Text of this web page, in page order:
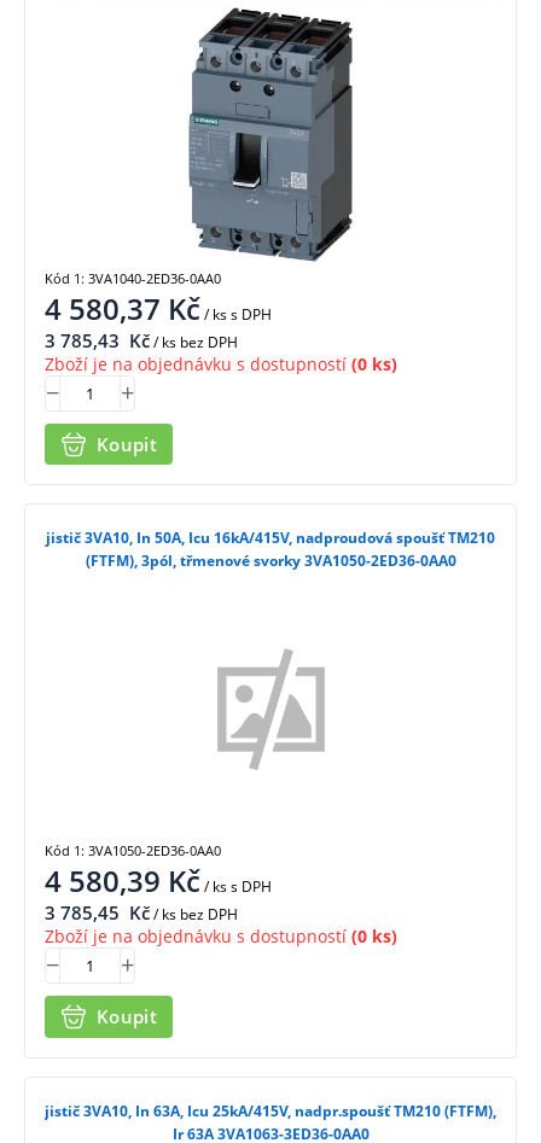
4 580,37 Kč/ kss DPH
3 785,43 Kč/ ks bez DPH
Zboží je na objednávku s dostupností (0 ks)
Koupit
Kód 1: 3VA1040-2ED36-0AA0
jistič 3VA10, In 50A, Icu 16kA/415V, nadproudová spoušť TM210
(FTFM), 3pól, třmenové svorky 3VA1050-2ED36-0AA0
4 580,39 Kč/ kss DPH
3 785,45 Kč/ ks bez DPH
Zboží je na objednávku s dostupností (0 ks)
Koupit
Kód 1: 3VA1050-2ED36-0AA0
jistič 3VA10, In 63A, Icu 25kA/415V, nadpr.spoušť TM210 (FTFM),
Ir 63A 3VA1063-3ED36-0AA0